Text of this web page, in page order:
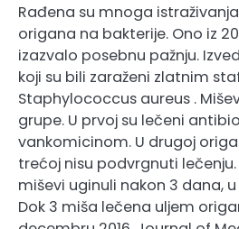
Rađena su mnoga
origana na bakterije. Ono iz
izazvalo posebnu pažnju.
koji su bili zaraženi zlatnim
Staphylococcus aureus .
grupe. U prvoj su lečeni
vankomicinom. U drugoj
trećoj nisu podvrgnuti lečenju.
miševi uginuli nakon 3 dana,
Dok 3 miša lečena uljem